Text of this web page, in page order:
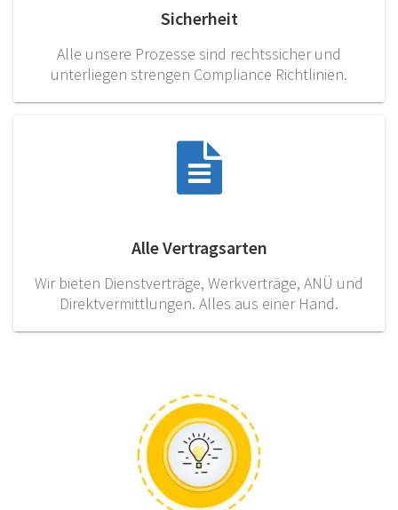
Sicherheit
Alle unsere Prozesse sind rechtssicher und
unterliegen strengen Compliance Richtlinien.
Alle Vertragsarten
Wir bieten Dienstverträge, Werkverträge, ANÜ und
Direktvermittlungen. Alles aus einer Hand.